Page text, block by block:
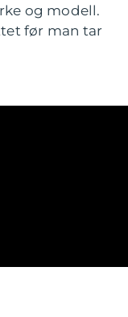
og modell.
før man tar